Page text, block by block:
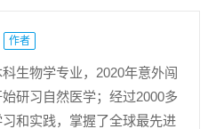
作者
生物学专业，2020年意外闯
研习自然医学；经过2000多
和实践，掌握了全球最先进